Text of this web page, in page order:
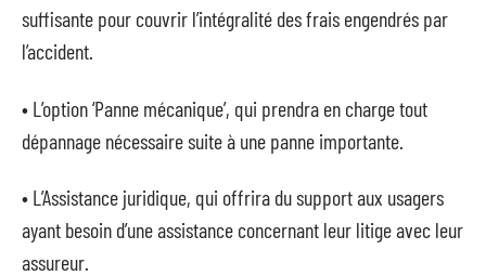
suffisante pour couvrir l’intégralité des frais engendrés par
l’accident.
• L’option ‘Panne mécanique’, qui prendra en charge tout
dépannage nécessaire suite à une panne importante.
• L’Assistance juridique, qui offrira du support aux usagers
ayant besoin d’une assistance concernant leur litige avec leur
assureur.